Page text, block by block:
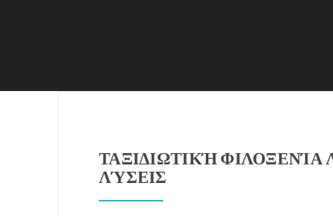
ΤΑΞΙΔΙΩΤΙΚΉ
ΛΎΣΕΙΣ